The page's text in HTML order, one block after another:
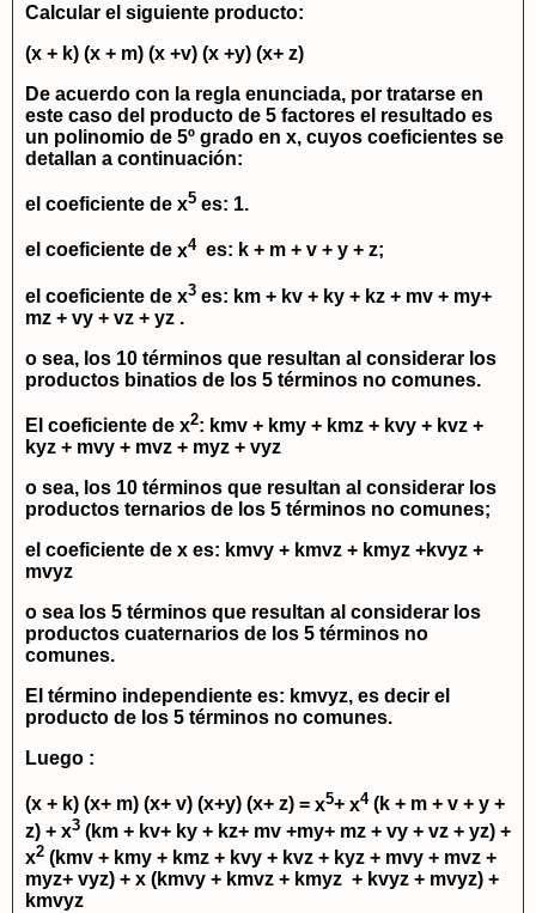
Calcular el siguiente producto:
(x + k) (x + m) (x +v) (x +y) (x+ z)
De acuerdo con la regla enunciada, por tratarse en
este caso del producto de 5 factores el resultado es
un polinomio de 5º grado en x, cuyos coeficientes se
detallan a continuación:
el coeficiente de x5 es: 1.
el coeficiente de x4es: k + m + v + y + z;
el coeficiente de x3 es: km + kv + ky + kz + mv + my+
mz + vy + vz + yz .
o sea, los 10 términos que resultan al considerar los
productos binatios de los 5 términos no comunes.
El coeficiente de x2: kmv + kmy + kmz + kvy + kvz +
kyz + mvy + mvz + myz + vyz
o sea, los 10 términos que resultan al considerar los
productos ternarios de los 5 términos no comunes;
el coeficiente de x es: kmvy + kmvz + kmyz +kvyz +
mvyz
o sea los 5 términos que resultan al considerar los
productos cuaternarios de los 5 términos no
comunes.
El término independiente es: kmvyz, es decir el
producto de los 5 términos no comunes.
Luego :
(x + k) (x+ m) (x+ v) (x+y) (x+ z) = x5+ x4(k + m + v + y +
z) + x3 (km + kv+ ky + kz+ mv +my+ mz + vy + vz + yz) +
x2 (kmv + kmy + kmz + kvy + kvz + kyz + mvy + mvz +
myz+ vyz) + x (kmvy + kmvz + kmyz + kvyz + mvyz) +
kmvyz